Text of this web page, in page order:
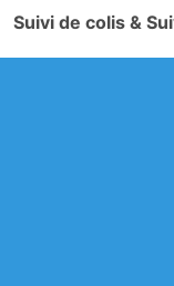
Suivi de colis &